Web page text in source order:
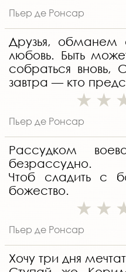
Пьер де Ронсар
Друзья, обманем
любовь. Быть
собраться
завтра — кто
Пьер де Ронсар
Рассудком
безрассудно.
Чтоб сладить с
божество.
Пьер де Ронсар
Хочу три дня